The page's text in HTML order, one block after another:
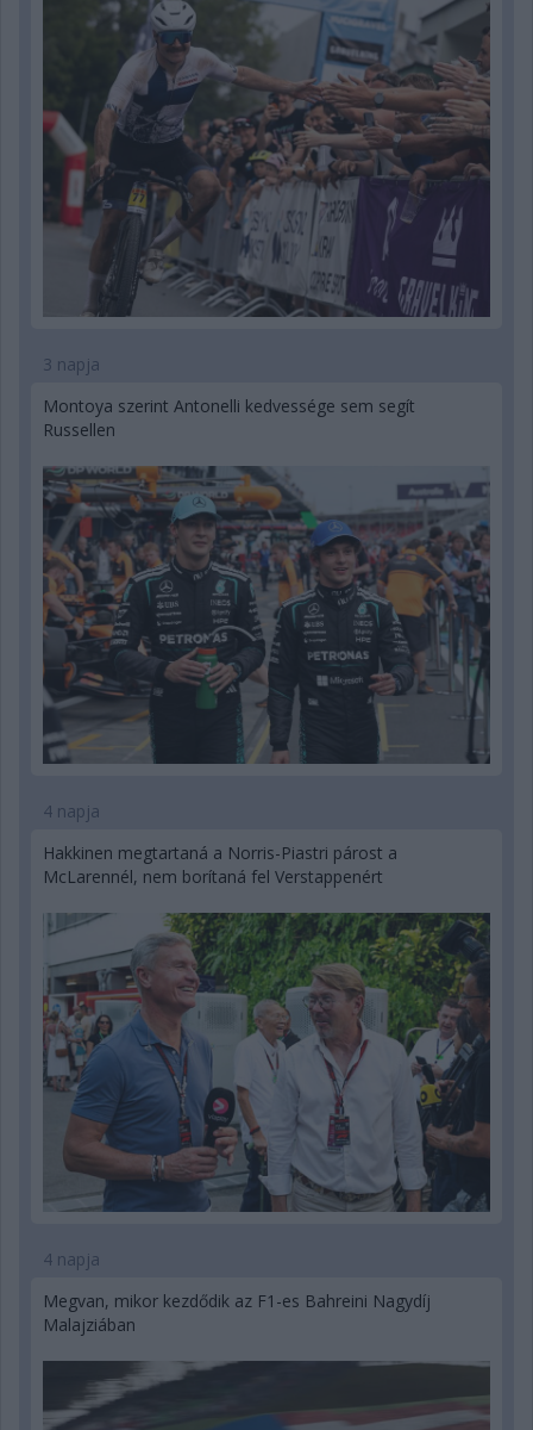
3 napja
Montoya szerint Antonelli kedvessége sem segít
Russellen
4 napja
Hakkinen megtartaná a Norris-Piastri párost a
McLarennél, nem borítaná fel Verstappenért
4 napja
Megvan, mikor kezdődik az F1-es Bahreini Nagydíj
Malajziában